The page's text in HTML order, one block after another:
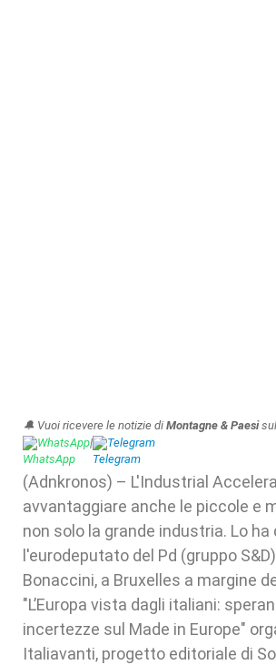
🔔 Vuoi ricevere le notizie di Montagne & Paesi
WhatsApp| Telegram
(Adnkronos) – L'Industrial
avvantaggiare anche le piccole e
non solo la grande industria. Lo
l'eurodeputato del Pd (gruppo
Bonaccini, a Bruxelles a margine
"L’Europa vista dagli italiani:
incertezze sul Made in Europe"
Italiavanti, progetto editoriale di